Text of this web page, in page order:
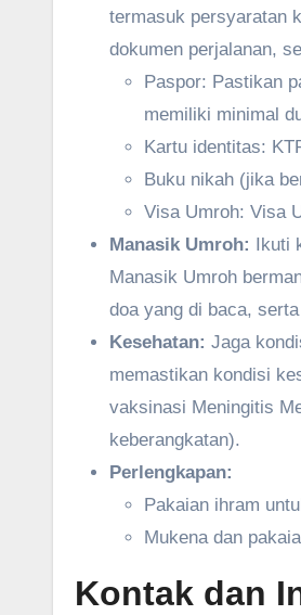
termasuk persyaratan
dokumen perjalanan,
Paspor: Pastikan
memiliki minimal
Kartu identitas:
Buku nikah (jika
Visa Umroh: Visa
Manasik Umroh: Ikuti
Manasik Umroh
doa yang di baca,
Kesehatan: Jaga
memastikan kondisi
vaksinasi Meningitis
keberangkatan).
Perlengkapan:
Pakaian ihram
Mukena dan
Kontak dan